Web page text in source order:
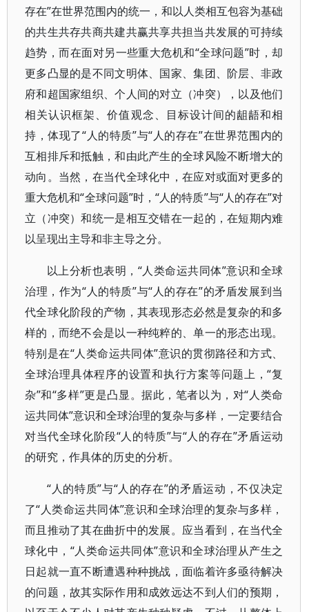
存在”在世界范围内的统一，和以人类相互包容为基础
的共生共存共商共建共赢共享共担当共发展的可持续
趋势，而在面对另一些重大危机和“全球问题”时，却
更多凸显的是不同文明体、国家、集团、阶层、非政
府和超国家组织、个人间的对立（冲突），以及他们
相关认识框架、价值观念、目标设计间的龃龉和相
持，体现了“人的特质”与“人的存在”在世界范围内的
互相排斥和抵触，和由此产生的全球风险不断增大的
动向。当然，在当代全球化中，在应对或面对更多的
重大危机和“全球问题”时，“人的特质”与“人的存在”对
立（冲突）和统一是相互交错在一起的，在短期内难
以呈现出主导和非主导之分。
以上分析也表明，“人类命运共同体”意识和全球
治理，作为“人的特质”与“人的存在”的矛盾发展到当
代全球化阶段的产物，其表现形态必然是复杂的和多
样的，而绝不会是以一种纯粹的、单一的形态出现。
特别是在“人类命运共同体”意识的贯彻路径和方式、
全球治理具体程序的设置和执行方案等问题上，“复
杂”和“多样”更是凸显。据此，笔者以为，对“人类命
运共同体”意识和全球治理的复杂与多样，一定要结合
对当代全球化阶段“人的特质”与“人的存在”矛盾运动
的研究，作具体的历史的分析。
“人的特质”与“人的存在”的矛盾运动，不仅决定
了“人类命运共同体”意识和全球治理的复杂与多样，
而且推动了其在曲折中的发展。应当看到，在当代全
球化中，“人类命运共同体”意识和全球治理从产生之
日起就一直不断遭遇种种挑战，面临着许多亟待解决
的问题，故其实际作用和成效远达不到人们的预期，